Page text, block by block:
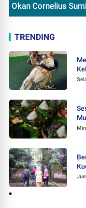
Okan Cornelius
TRENDING